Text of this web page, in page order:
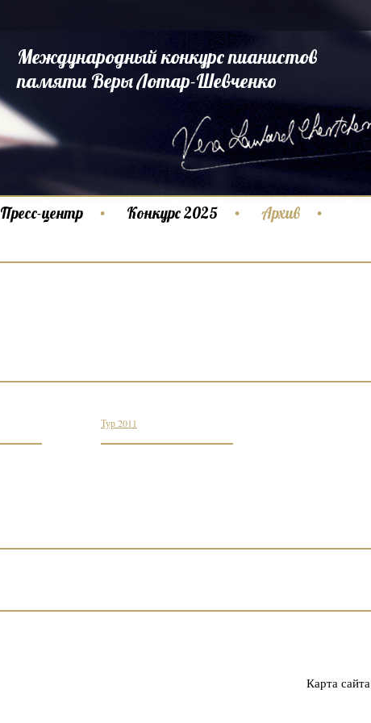
Международный конкурс пианистов
памяти Веры Лотар-Шевченко
Пресс-центр Конкурс 2025
Архив
Тур 2011
Карта сайта